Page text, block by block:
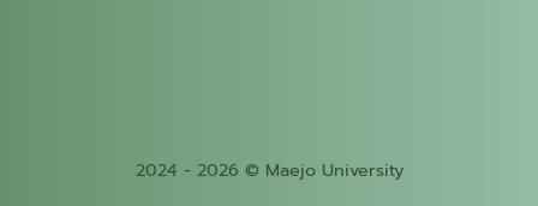
2024 - 2026 © Maejo University